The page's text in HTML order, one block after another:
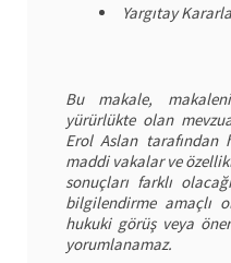
Yargıtay
Bu makale,
yürürlükte olan
Erol Aslan tarafından
maddi vakalar ve
sonuçları farklı
bilgilendirme amaçlı
hukuki görüş veya
yorumlanamaz.